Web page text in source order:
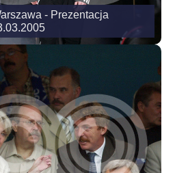
- Prezentacja